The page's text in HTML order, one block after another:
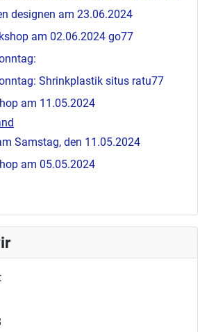
designen am 23.06.2024
am 02.06.2024 go77
Shrinkplastik situs ratu77
am 11.05.2024
Samstag, den 11.05.2024
am 05.05.2024